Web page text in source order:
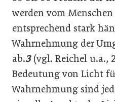
werden vom
entsprechend stark
Wahrnehmung der
ab.3(vgl. Reichel u.a.,
Bedeutung von Licht
Wahrnehmung sind